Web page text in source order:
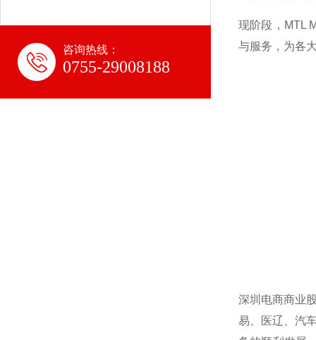
咨询热线：
0755-29008188
现阶段，MTL
与服务，为各
深圳电商商业
易、医辽、汽